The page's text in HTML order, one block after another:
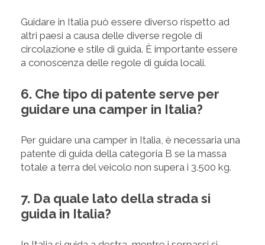
Guidare in Italia può essere diverso rispetto ad
altri paesi a causa delle diverse regole di
circolazione e stile di guida. È importante essere
a conoscenza delle regole di guida locali.
6. Che tipo di patente serve per
guidare una camper in Italia?
Per guidare una camper in Italia, è necessaria una
patente di guida della categoria B se la massa
totale a terra del veicolo non supera i 3.500 kg.
7. Da quale lato della strada si
guida in Italia?